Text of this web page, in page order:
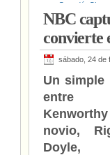
Canadá
Esquí
Juegos
velocidad,
Visibilidad
NBC
convierte
sábado, 24 de
Un simple
entre
novio,